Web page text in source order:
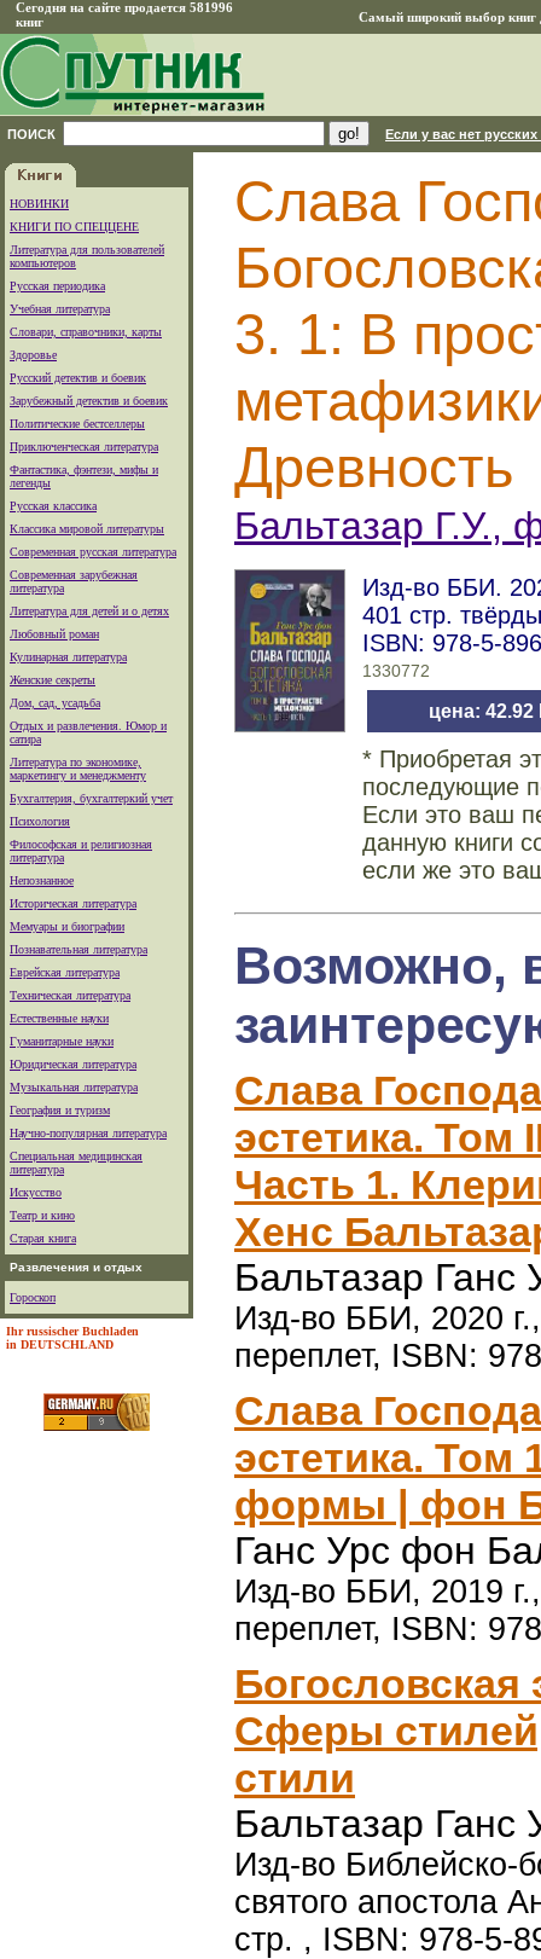
Сегодня на сайте продается 581996
книг
Самый широкий выбор книг
ПОИСК Если у вас нет
НОВИНКИ
КНИГИ ПО СПЕЦЦЕНЕ
Литература для пользователей
компьютеров
Русская периодика
Учебная литература
Словари, справочники, карты
Здоровье
Русский детектив и боевик
Зарубежный детектив и боевик
Политические бестселлеры
Приключенческая литература
Фантастика, фэнтези, мифы и
легенды
Русская классика
Классика мировой литературы
Современная русская литература
Современная зарубежная
литература
Литература для детей и о детях
Любовный роман
Кулинарная литература
Женские секреты
Дом, сад, усадьба
Отдых и развлечения. Юмор и
сатира
Литература по экономике,
маркетингу и менеджменту
Бухгалтерия, бухгалтеркий учет
Психология
Философская и религиозная
литература
Непознанное
Историческая литература
Мемуары и биографии
Познавательная литература
Еврейская литература
Техническая литература
Естественные науки
Гуманитарные науки
Юридическая литература
Музыкальная литература
География и туризм
Научно-популярная литература
Специальная медицинская
литература
Искусство
Театр и кино
Старая книга
Развлечения и отдых
Гороскоп
Ihr russischer Buchladen
in DEUTSCHLAND
Слава
3. 1: В
Древность
Бальтазар Г.У.,
Изд-во ББИ.
401 стр.
ISBN: 978-5-
1330772
цена: 42.92
* Приобретая
последующие
Если это ваш
данную книги
если же это
Возможно,
Слава
эстетика.
Часть 1.
Хенс
Бальтазар Ганс
Изд-во ББИ, 2020
переплет, ISBN:
Слава
эстетика. Том
формы | фон
Ганс Урс фон
Изд-во ББИ, 2019
переплет, ISBN:
Богословская
Сферы
стили
Бальтазар Ганс
Изд-во Библейско-
святого апостола
стр. , ISBN: 978-5-